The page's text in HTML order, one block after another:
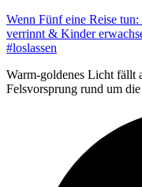
Wenn Fünf eine Reise
verrinnt & Kinder
#loslassen
Warm-goldenes Licht fällt
Felsvorsprung rund um